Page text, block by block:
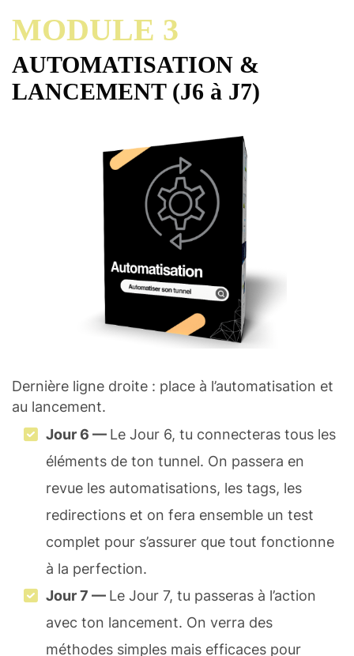
MODULE 3
AUTOMATISATION &
LANCEMENT (J6 à J7)
Dernière ligne droite : place à l’automatisation et
au lancement.
Jour 6 — Le Jour 6, tu connecteras tous les
éléments de ton tunnel. On passera en
revue les automatisations, les tags, les
redirections et on fera ensemble un test
complet pour s’assurer que tout fonctionne
à la perfection.
Jour 7 — Le Jour 7, tu passeras à l’action
avec ton lancement. On verra des
méthodes simples mais efficaces pour